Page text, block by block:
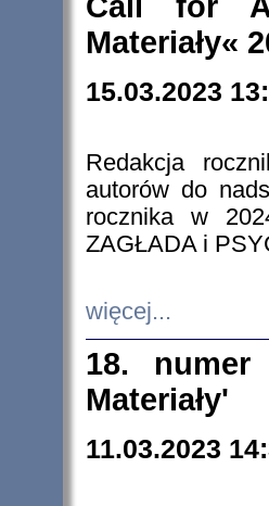
Materiały«
15.03.2023
Redakcja
autorów do
rocznika w
ZAGŁADA i
więcej...
18. numer
Materiały'
11.03.2023